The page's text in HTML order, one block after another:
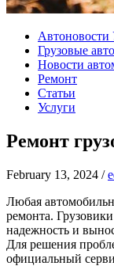
Грузовые
Новости
Ремонт
Статьи
Услуги
Ремонт
February 13, 2024 /
Любая
ремонта.
надежность и
Для решения
официальный